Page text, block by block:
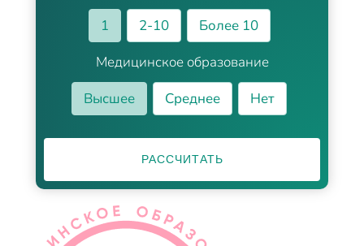
1
2-10
Более 10
Медицинское образование
Высшее
Среднее Нет
РАССЧИТАТЬ